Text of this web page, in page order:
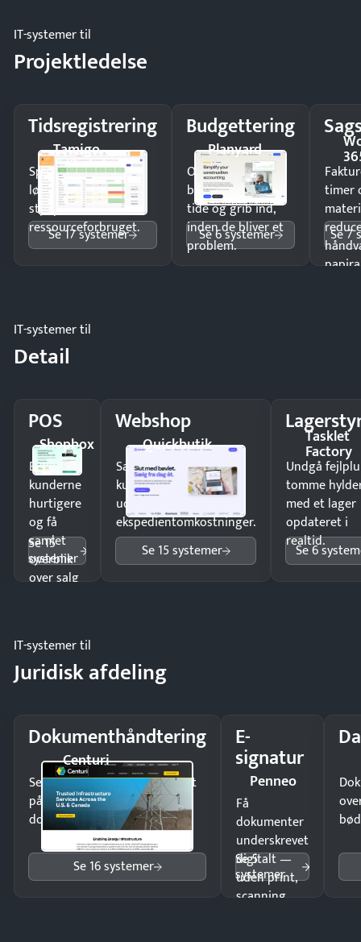
IT-systemer til
Projektledelse
Tidsregistrering
Tamigo
Spar tid på
lønberegning og få
styr på
ressourceforbruget.
Se 17 systemer
Budgettering
Planyard
Opdag
budgetafvigelser i
tide og grib ind,
inden de bliver et
problem.
Se 6 systemer
timer
Se 7
IT-systemer til
Detail
POS
Shopbox
Ekspedér
kunderne
hurtigere
og få
samlet
overblik
over salg
Se 15
systemer
Webshop
Quickbutik
Sælg produkter 24/7 til
kunder i hele landet
uden
ekspedientomkostninger.
Se 15 systemer
Tasklet
Factory
Undgå
tomme
med et lager
opdateret i
realtid.
Se 6
IT-systemer til
Juridisk afdeling
Dokumenthåndtering
Centuri
Send kontrakter til underskrift
på minutter og mist ingen
dokumenter.
Se 16 systemer
E-
signatur
Penneo
Få
dokumenter
underskrevet
digitalt —
uden print,
scanning
Se 5
systemer